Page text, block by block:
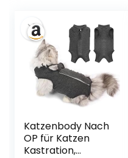
Katzenbody Nach
OP für Katzen
Kastration,